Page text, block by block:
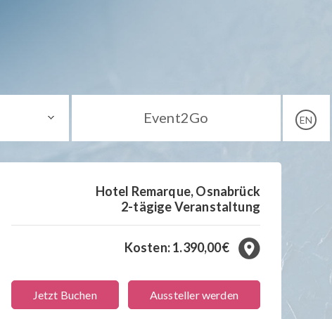
Event2Go EN
Hotel Remarque, Osnabrück
2-tägige Veranstaltung
Kosten: 1.390,00€
Jetzt Buchen Aussteller werden